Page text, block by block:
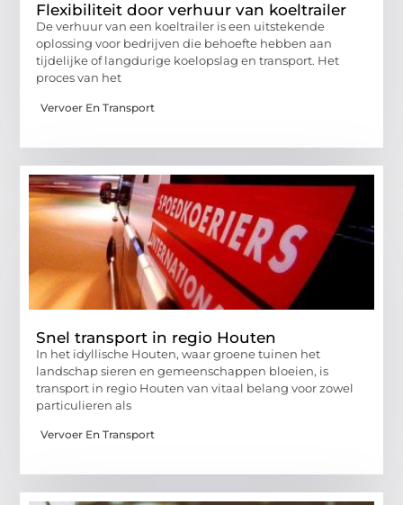
Flexibiliteit door verhuur van koeltrailer
De verhuur van een koeltrailer is een uitstekende
oplossing voor bedrijven die behoefte hebben aan
tijdelijke of langdurige koelopslag en transport. Het
proces van het
Vervoer En Transport
Snel transport in regio Houten
In het idyllische Houten, waar groene tuinen het
landschap sieren en gemeenschappen bloeien, is
transport in regio Houten van vitaal belang voor zowel
particulieren als
Vervoer En Transport